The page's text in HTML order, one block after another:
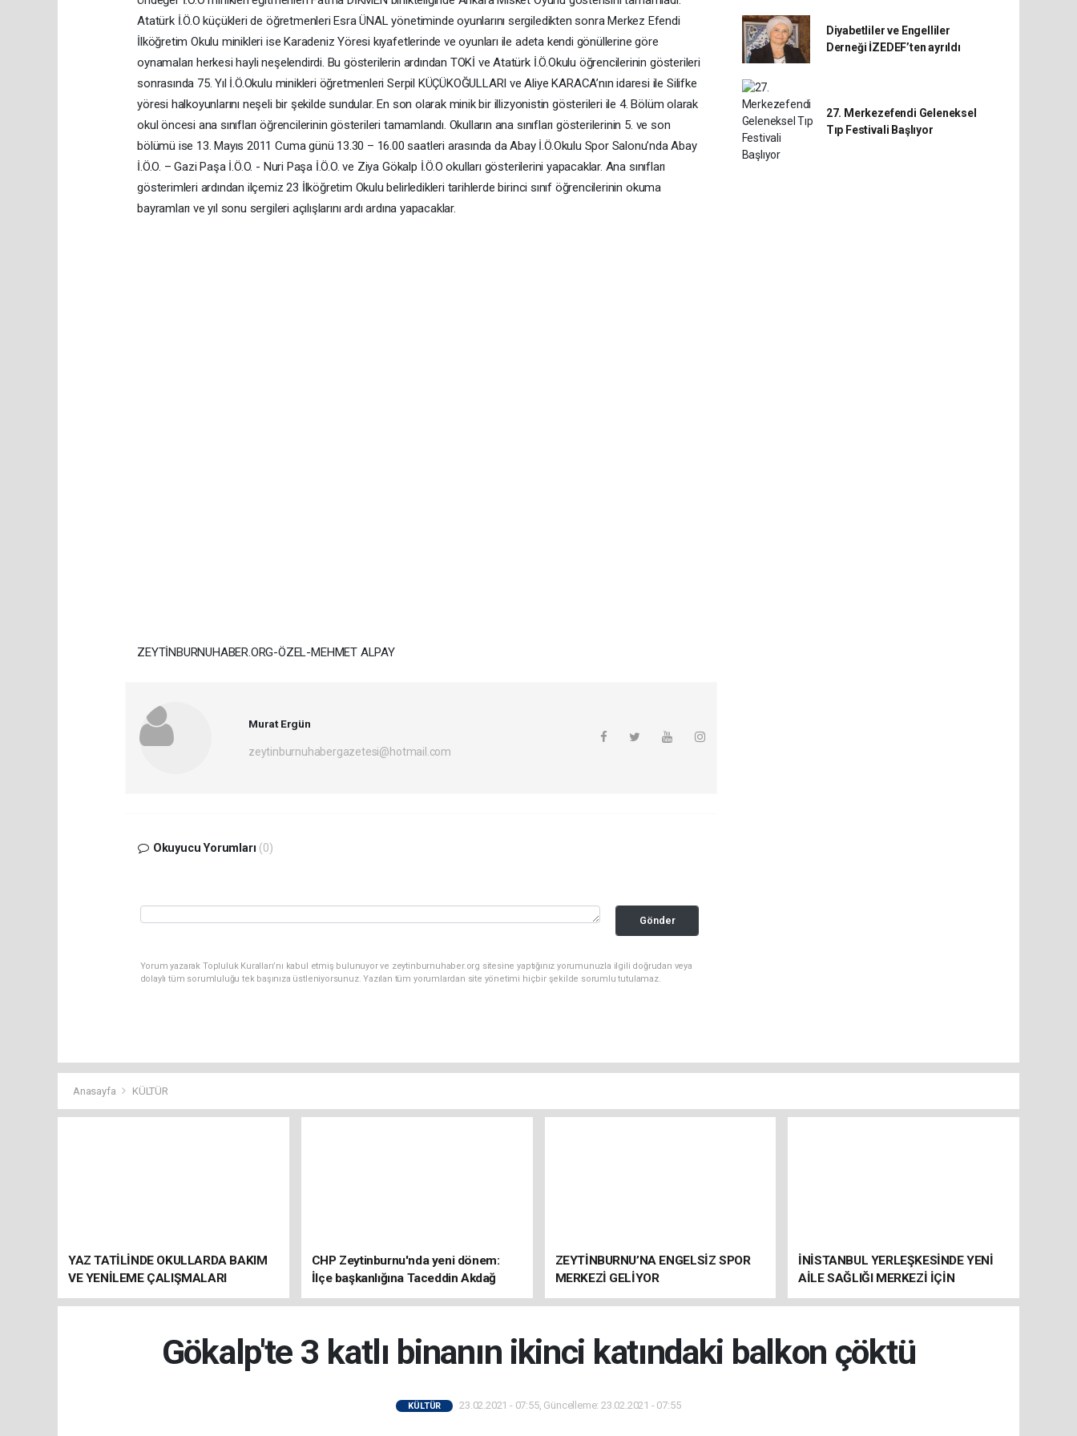
Atatürk İ.Ö.O küçükleri de öğretmenleri Esra ÜNAL yönetiminde oyunlarını sergiledikten sonra Merkez Efendi
İlköğretim Okulu minikleri ise Karadeniz Yöresi kıyafetlerinde ve oyunları ile adeta kendi gönüllerine göre
oynamaları herkesi hayli neşelendirdi. Bu gösterilerin ardından TOKİ ve Atatürk İ.Ö.Okulu öğrencilerinin gösterileri
sonrasında 75. Yıl İ.Ö.Okulu minikleri öğretmenleri Serpil KÜÇÜKOĞULLARI ve Aliye KARACA’nın idaresi ile Silifke
yöresi halkoyunlarını neşeli bir şekilde sundular. En son olarak minik bir illizyonistin gösterileri ile 4. Bölüm olarak
okul öncesi ana sınıfları öğrencilerinin gösterileri tamamlandı. Okulların ana sınıfları gösterilerinin 5. ve son
bölümü ise 13. Mayıs 2011 Cuma günü 13.30 – 16.00 saatleri arasında da Abay İ.Ö.Okulu Spor Salonu’nda Abay
İ.Ö.O. – Gazi Paşa İ.Ö.O. - Nuri Paşa İ.Ö.O. ve Ziya Gökalp İ.Ö.O okulları gösterilerini yapacaklar. Ana sınıfları
gösterimleri ardından ilçemiz 23 İlköğretim Okulu belirledikleri tarihlerde birinci sınıf öğrencilerinin okuma
bayramları ve yıl sonu sergileri açılışlarını ardı ardına yapacaklar.
ZEYTİNBURNUHABER.ORG-ÖZEL-MEHMET ALPAY
Murat Ergün
zeytinburnuhabergazetesi@hotmail.com
Okuyucu Yorumları (0)
Gönder
Yorum yazarak Topluluk Kuralları’nı kabul etmiş bulunuyor ve zeytinburnuhaber.org sitesine yaptığınız yorumunuzla ilgili doğrudan veya
dolaylı tüm sorumluluğu tek başınıza üstleniyorsunuz. Yazılan tüm yorumlardan site yönetimi hiçbir şekilde sorumlu tutulamaz.
Diyabetliler ve Engelliler
Derneği İZEDEF’ten ayrıldı
27. Merkezefendi Geleneksel
Tıp Festivali Başlıyor
Anasayfa KÜLTÜR
YAZ TATİLİNDE OKULLARDA BAKIM
VE YENİLEME ÇALIŞMALARI
SÜRÜYOR
CHP Zeytinburnu'nda yeni dönem:
İlçe başkanlığına Taceddin Akdağ
atandı
ZEYTİNBURNU’NA ENGELSİZ SPOR
MERKEZİ GELİYOR
İNİSTANBUL YERLEŞKESİNDE YENİ
AİLE SAĞLIĞI MERKEZİ İÇİN
HAZIRLIKLAR SÜRÜYOR
Gökalp'te 3 katlı binanın ikinci katındaki balkon çöktü
KÜLTÜR 23.02.2021 - 07:55, Güncelleme: 23.02.2021 - 07:55